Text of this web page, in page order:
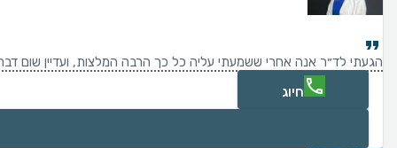
הגעתי לד״ר אנה אחרי ששמעתי עליה כל כך הרבה המלצות, ועדיין שום
חיוג